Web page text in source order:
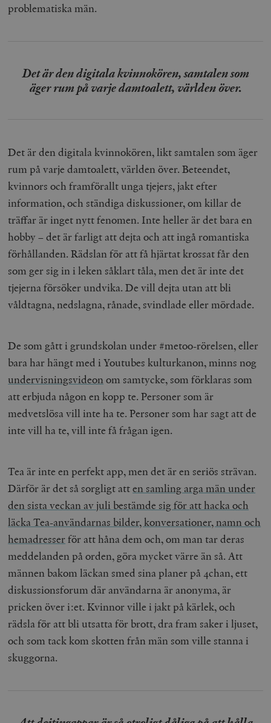
problematiska män.
Det är den digitala kvinnokören, samtalen som
äger rum på varje damtoalett, världen över.
Det är den digitala kvinnokören, likt samtalen som äger
rum på varje damtoalett, världen över. Beteendet,
kvinnors och framförallt unga tjejers, jakt efter
information, och ständiga diskussioner, om killar de
träffar är inget nytt fenomen. Inte heller är det bara en
hobby – det är farligt att dejta och att ingå romantiska
förhållanden. Rädslan för att få hjärtat krossat får den
som ger sig in i leken såklart tåla, men det är inte det
tjejerna försöker undvika. De vill dejta utan att bli
våldtagna, nedslagna, rånade, svindlade eller mördade.
De som gått i grundskolan under #metoo-rörelsen, eller
bara har hängt med i Youtubes kulturkanon, minns nog
undervisningsvideon om samtycke, som förklaras som
att erbjuda någon en kopp te. Personer som är
medvetslösa vill inte ha te. Personer som har sagt att de
inte vill ha te, vill inte få frågan igen.
Tea är inte en perfekt app, men det är en seriös strävan.
Därför är det så sorgligt atten samling arga män under
den sista veckan av juli bestämde sig för att hacka och
läcka Tea-användarnas bilder, konversationer, namn och
hemadresserför att håna dem och, om man tar deras
meddelanden på orden, göra mycket värre än så. Att
männen bakom läckan smed sina planer på 4chan, ett
diskussionsforum där användarna är anonyma, är
pricken över i:et. Kvinnor ville i jakt på kärlek, och
rädsla för att bli utsatta för brott, dra fram saker i ljuset,
och som tack kom skotten från män som ville stanna i
skuggorna.